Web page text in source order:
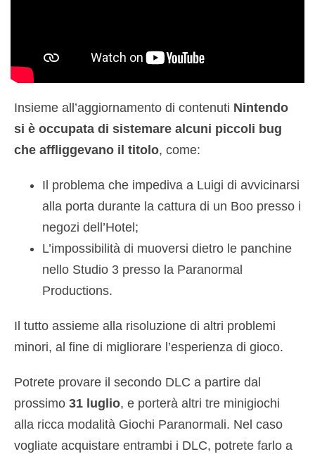
Insieme all’aggiornamento di contenuti Nintendo
si è occupata di sistemare alcuni piccoli bug
che affliggevano il titolo, come:
Il problema che impediva a Luigi di avvicinarsi
alla porta durante la cattura di un Boo presso i
negozi dell’Hotel;
L’impossibilità di muoversi dietro le panchine
nello Studio 3 presso la Paranormal
Productions.
Il tutto assieme alla risoluzione di altri problemi
minori, al fine di migliorare l’esperienza di gioco.
Potrete provare il secondo DLC a partire dal
prossimo 31 luglio, e porterà altri tre minigiochi
alla ricca modalità Giochi Paranormali. Nel caso
vogliate acquistare entrambi i DLC, potrete farlo a